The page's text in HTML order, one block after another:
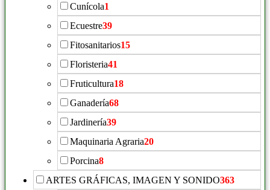
Cunícola1
Ecuestre39
Fitosanitarios15
Floristeria41
Fruticultura18
Ganadería68
Jardinería39
Maquinaria Agraria20
Porcina8
ARTES GRÁFICAS, IMAGEN Y SONIDO363